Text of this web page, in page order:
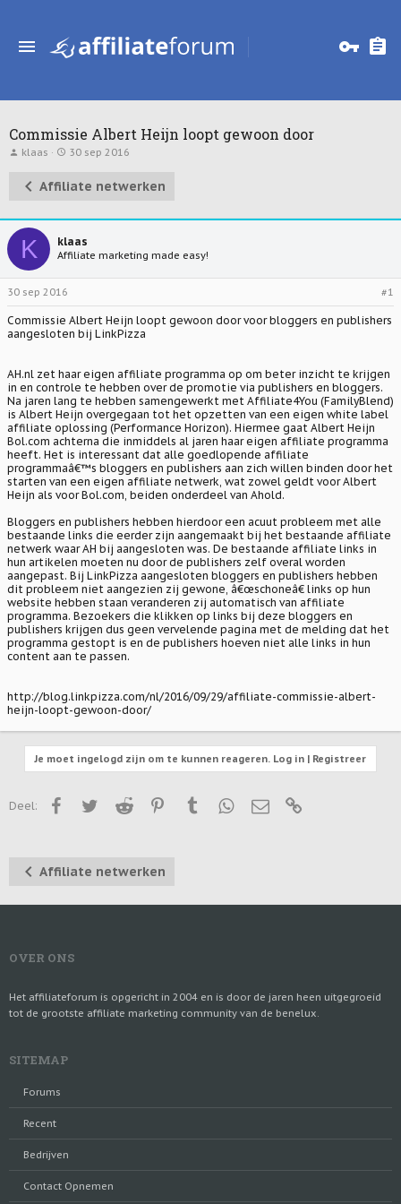
Commissie Albert Heijn loopt gewoon door
T
t
a
e
r
klaas
S
r
t
u
30 sep 2016
Affiliate netwerken
K klaas
Affiliate marketing made easy!
30 sep 2016 #1
Commissie Albert Heijn loopt gewoon door voor bloggers en publishers
aangesloten bij LinkPizza
AH.nl zet haar eigen affiliate programma op om beter inzicht te krijgen
in en controle te hebben over de promotie via publishers en bloggers.
Na jaren lang te hebben samengewerkt met Affiliate4You (FamilyBlend)
is Albert Heijn overgegaan tot het opzetten van een eigen white label
affiliate oplossing (Performance Horizon). Hiermee gaat Albert Heijn
Bol.com achterna die inmiddels al jaren haar eigen affiliate programma
heeft. Het is interessant dat alle goedlopende affiliate
programmaâ€™s bloggers en publishers aan zich willen binden door het
starten van een eigen affiliate netwerk, wat zowel geldt voor Albert
Heijn als voor Bol.com, beiden onderdeel van Ahold.
Bloggers en publishers hebben hierdoor een acuut probleem met alle
bestaande links die eerder zijn aangemaakt bij het bestaande affiliate
netwerk waar AH bij aangesloten was. De bestaande affiliate links in
hun artikelen moeten nu door de publishers zelf overal worden
aangepast. Bij LinkPizza aangesloten bloggers en publishers hebben
dit probleem niet aangezien zij gewone, â€œschoneâ€ links op hun
website hebben staan veranderen zij automatisch van affiliate
programma. Bezoekers die klikken op links bij deze bloggers en
publishers krijgen dus geen vervelende pagina met de melding dat het
programma gestopt is en de publishers hoeven niet alle links in hun
content aan te passen.
http://blog.linkpizza.com/nl/2016/09/29/affiliate-commissie-albert-
heijn-loopt-gewoon-door/
Je moet ingelogd zijn om te kunnen reageren. Log in | Registreer
Deel: FacebookTwitterReddit PinterestTumblrWhatsApp
E-mail
Affiliate netwerken
OVER ONS
Het affiliateforum is opgericht in 2004 en is door de jaren heen uitgegroeid
tot de grootste affiliate marketing community van de benelux.
SITEMAP
Forums
Recent
Bedrijven
Contact Opnemen